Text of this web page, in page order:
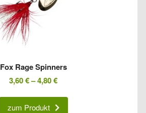
Fox Rage Spinners
3,60€–4,80€
zum Produkt